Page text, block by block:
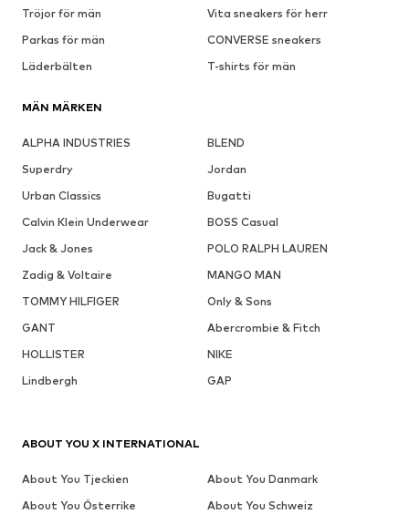
Tröjor för män
Vita sneakers för herr
Parkas för män
CONVERSE sneakers
Läderbälten
T-shirts för män
MÄN MÄRKEN
ALPHA INDUSTRIES
BLEND
Superdry
Jordan
Urban Classics
Bugatti
Calvin Klein Underwear
BOSS Casual
Jack & Jones
POLO RALPH LAUREN
Zadig & Voltaire
MANGO MAN
TOMMY HILFIGER
Only & Sons
GANT
Abercrombie & Fitch
HOLLISTER
NIKE
Lindbergh
GAP
ABOUT YOU X INTERNATIONAL
About You Tjeckien
About You Danmark
About You Österrike
About You Schweiz